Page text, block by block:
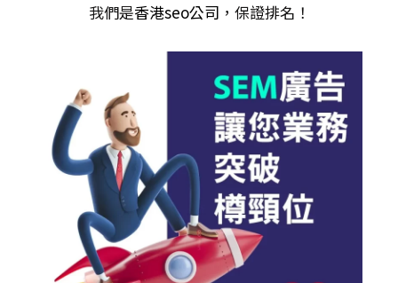
我們是香港seo公司 ，保證排名！